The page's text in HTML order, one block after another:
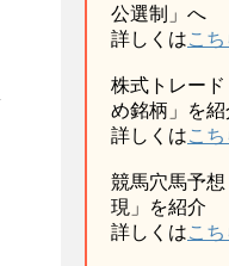
公選制」へ
詳しくはこち
株式トレー
め銘柄」を紹
詳しくはこち
競馬穴馬予
現」を紹介
詳しくはこち